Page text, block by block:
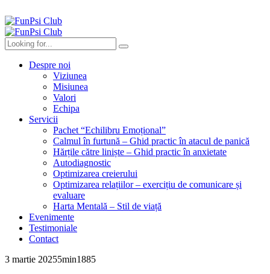
Despre noi
Viziunea
Misiunea
Valori
Echipa
Servicii
Pachet “Echilibru Emoțional”
Calmul în furtună – Ghid practic în atacul de panică
Hărțile către liniște – Ghid practic în anxietate
Autodiagnostic
Optimizarea creierului
Optimizarea relațiilor – exercițiu de comunicare și
evaluare
Harta Mentală – Stil de viață
Evenimente
Testimoniale
Contact
3 martie 20255min1885